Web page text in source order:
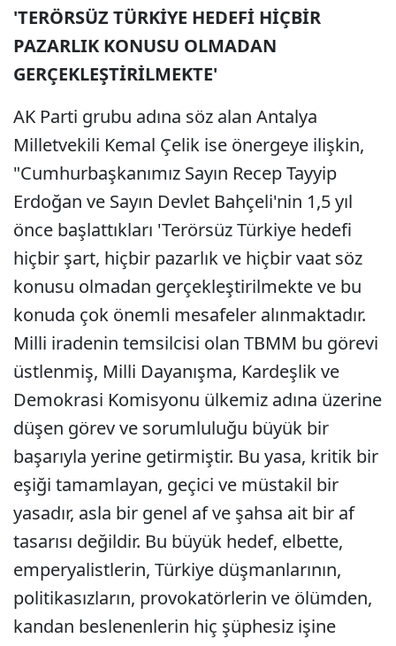
'TERÖRSÜZ TÜRKİYE HEDEFİ HİÇBİR
PAZARLIK KONUSU OLMADAN
GERÇEKLEŞTİRİLMEKTE'
AK Parti grubu adına söz alan Antalya
Milletvekili Kemal Çelik ise önergeye ilişkin,
"Cumhurbaşkanımız Sayın Recep Tayyip
Erdoğan ve Sayın Devlet Bahçeli'nin 1,5 yıl
önce başlattıkları 'Terörsüz Türkiye hedefi
hiçbir şart, hiçbir pazarlık ve hiçbir vaat söz
konusu olmadan gerçekleştirilmekte ve bu
konuda çok önemli mesafeler alınmaktadır.
Milli iradenin temsilcisi olan TBMM bu görevi
üstlenmiş, Milli Dayanışma, Kardeşlik ve
Demokrasi Komisyonu ülkemiz adına üzerine
düşen görev ve sorumluluğu büyük bir
başarıyla yerine getirmiştir. Bu yasa, kritik bir
eşiği tamamlayan, geçici ve müstakil bir
yasadır, asla bir genel af ve şahsa ait bir af
tasarısı değildir. Bu büyük hedef, elbette,
emperyalistlerin, Türkiye düşmanlarının,
politikasızların, provokatörlerin ve ölümden,
kandan beslenenlerin hiç şüphesiz işine